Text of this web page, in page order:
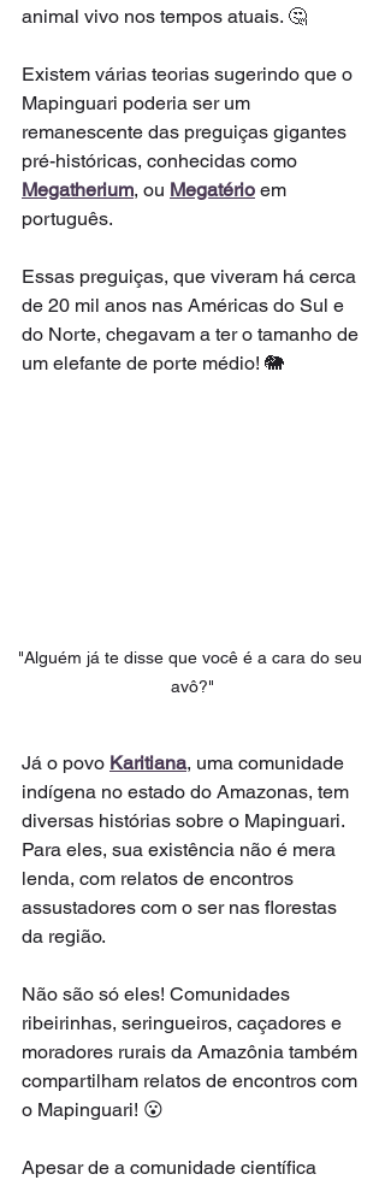
animal vivo nos tempos atuais. 🤔
Existem várias teorias sugerindo que o
Mapinguari poderia ser um
remanescente das preguiças gigantes
pré-históricas, conhecidas como
Megatherium, ou Megatério em
português.
Essas preguiças, que viveram há cerca
de 20 mil anos nas Américas do Sul e
do Norte, chegavam a ter o tamanho de
um elefante de porte médio! 🐘
"Alguém já te disse que você é a cara do seu
avô?"
Já o povo Karitiana, uma comunidade
indígena no estado do Amazonas, tem
diversas histórias sobre o Mapinguari.
Para eles, sua existência não é mera
lenda, com relatos de encontros
assustadores com o ser nas florestas
da região.
Não são só eles! Comunidades
ribeirinhas, seringueiros, caçadores e
moradores rurais da Amazônia também
compartilham relatos de encontros com
o Mapinguari! 😮
Apesar de a comunidade científica